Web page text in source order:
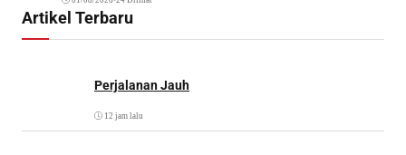
Artikel Terbaru
Perjalanan Jauh
12 jam lalu